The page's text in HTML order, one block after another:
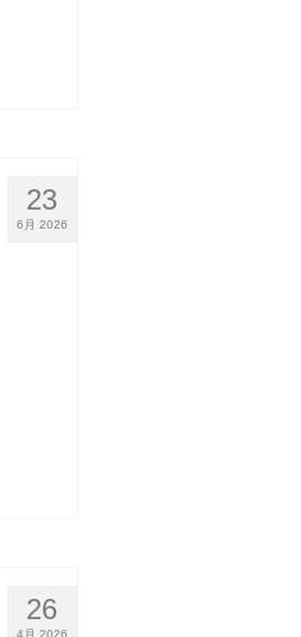
23
6月 2026
26
4月 2026